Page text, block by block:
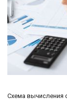
Схема вычисления